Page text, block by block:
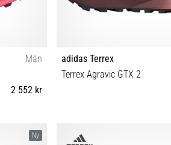
Män
2 552 kr
46⅔ 47⅓
adidas Terrex
Terrex Agravic GTX 2
36⅔ 37⅓ 38 38⅔ 39⅓ 40
Ny